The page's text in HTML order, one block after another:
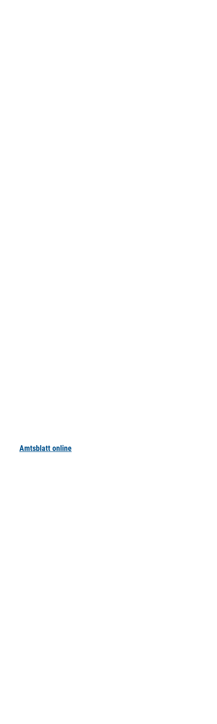
Amtsblatt online